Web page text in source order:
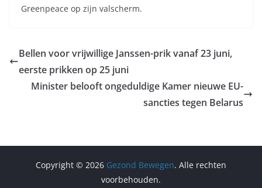
Greenpeace op zijn valscherm.
Bellen voor vrijwillige Janssen-prik vanaf 23 juni,
eerste prikken op 25 juni
Minister belooft ongeduldige Kamer nieuwe EU-
sancties tegen Belarus
Copyright © 2026 Gezond Bewegen. Alle rechten
voorbehouden.